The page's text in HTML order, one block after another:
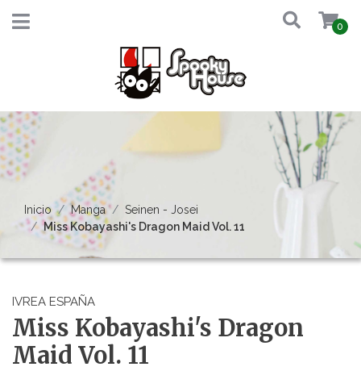
0
Inicio Manga
Seinen - Josei
Miss Kobayashi's Dragon Maid Vol. 11
IVREA ESPAÑA
Miss Kobayashi's Dragon
Maid Vol. 11